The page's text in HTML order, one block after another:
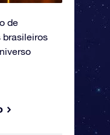
de
brasileiros